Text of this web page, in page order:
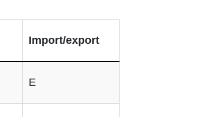
Import/export
E